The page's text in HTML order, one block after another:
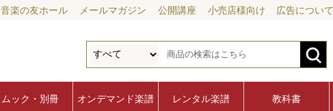
音楽の友ホール メールマガジン 公開講座 小売店様向け 広告について
ムック・別冊 オンデマンド楽譜 レンタル楽譜 教科書